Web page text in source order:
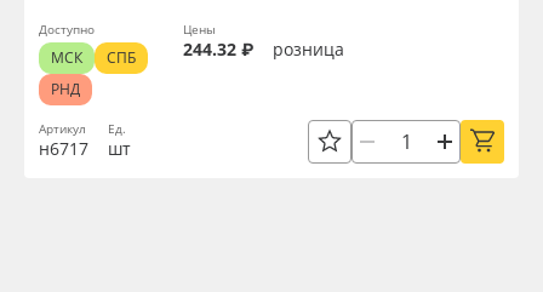
Артикул
н6717
Ед.
шт
Цены
244.32 ₽ розница
Доступно
МСК
СПБ
РНД